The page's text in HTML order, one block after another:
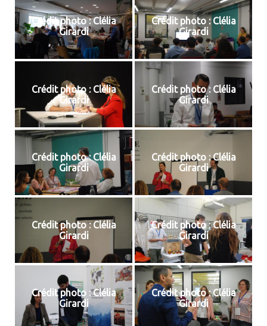
Crédit photo : Clélia
Girardi
Crédit photo : Clélia
Girardi
Crédit photo : Clélia
Girardi
Crédit photo : Clélia
Girardi
Crédit photo : Clélia
Girardi
Crédit photo : Clélia
Girardi
Crédit photo : Clélia
Girardi
Crédit photo : Clélia
Girardi
Crédit photo : Clélia
Girardi
Crédit photo : Clélia
Girardi